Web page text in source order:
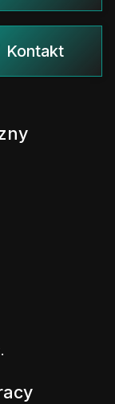
Kontakt